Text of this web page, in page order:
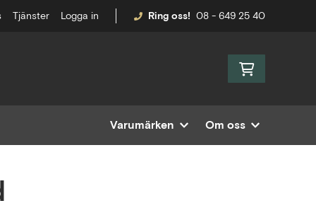
Tjänster Logga in Ring oss! 08 - 649 25 40
Varumärken Om oss